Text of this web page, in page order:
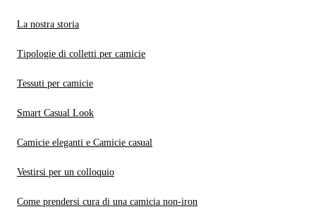
La nostra storia
Tipologie di colletti per camicie
Tessuti per camicie
Smart Casual Look
Camicie eleganti e Camicie casual
Vestirsi per un colloquio
Come prendersi cura di una camicia non-iron